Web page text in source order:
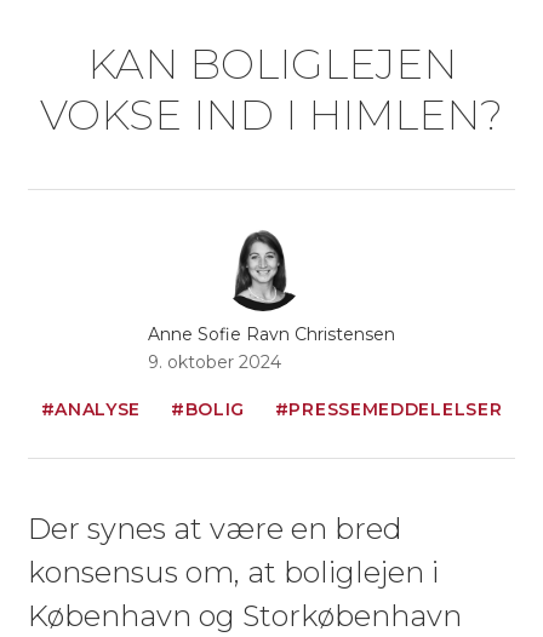
KAN BOLIGLEJEN
VOKSE IND I HIMLEN?
Anne Sofie Ravn Christensen
9. oktober 2024
#ANALYSE #BOLIG #PRESSEMEDDELELSER
Der synes at være en bred
konsensus om, at boliglejen i
København og Storkøbenhavn